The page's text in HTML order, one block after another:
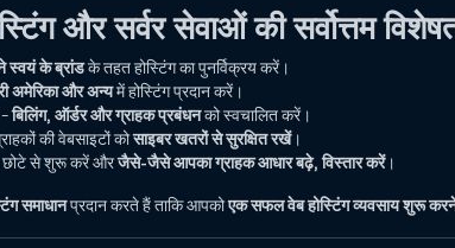
और सर्वर सेवाओं की सर्वोत्तम
स्वयं के ब्रांडके तहत होस्टिंग का पुनर्विक्रय करें।
अमेरिका और अन्यमें होस्टिंग प्रदान करें।
बिलिंग, ऑर्डर और ग्राहक प्रबंधनको स्वचालित करें।
की वेबसाइटों कोसाइबर खतरों से सुरक्षित रखें।
से शुरू करें औरजैसे-जैसे आपका ग्राहक आधार बढ़े, विस्तार करें।
समाधानप्रदान करते हैं ताकि आपकोएक सफल वेब होस्टिंग व्यवसाय शुरू